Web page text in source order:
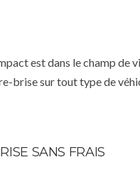
est dans le champ de
brise sur tout type de
SANS FRAIS